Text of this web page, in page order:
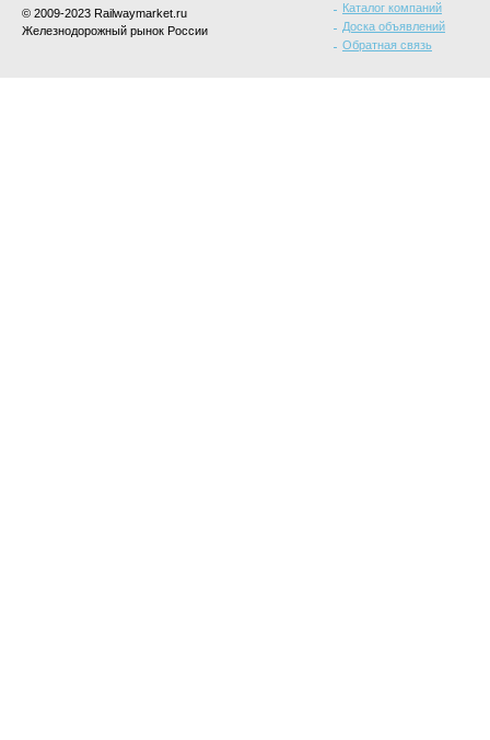
© 2009-2023 Railwaymarket.ru
Железнодорожный рынок России
Каталог компаний
Доска объявлений
Обратная связь